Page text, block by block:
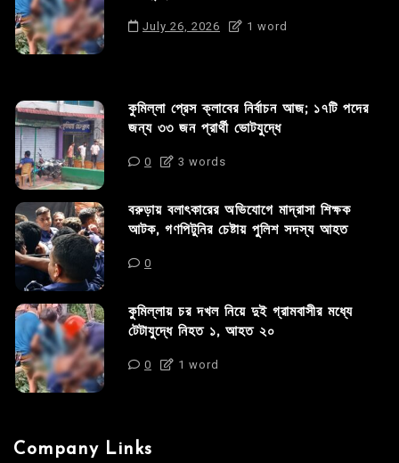
July 26, 2026 1 word
কুমিল্লা প্রেস ক্লাবের নির্বাচন আজ; ১৭টি পদের
জন্য ৩৩ জন প্রার্থী ভোটযুদ্ধে
0 3 words
বরুড়ায় বলাৎকারের অভিযোগে মাদ্রাসা শিক্ষক
আটক, গণপিটুনির চেষ্টায় পুলিশ সদস্য আহত
0
কুমিল্লায় চর দখল নিয়ে দুই গ্রামবাসীর মধ্যে
টেটাযুদ্ধে নিহত ১, আহত ২০
0 1 word
Company Links